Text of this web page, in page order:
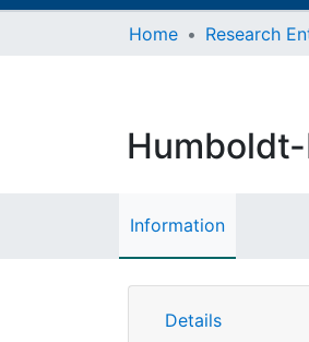
Home Research
Information
Details